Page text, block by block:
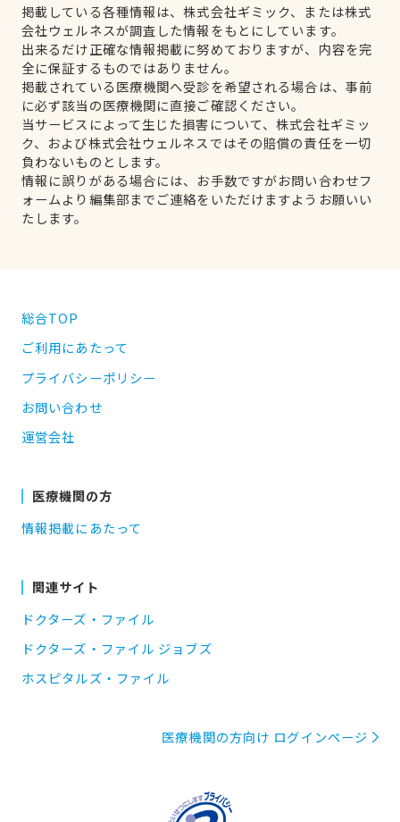
掲載している各種情報は、株式会社ギミック、または株式
会社ウェルネスが調査した情報をもとにしています。
出来るだけ正確な情報掲載に努めておりますが、内容を完
全に保証するものではありません。
掲載されている医療機関へ受診を希望される場合は、事前
に必ず該当の医療機関に直接ご確認ください。
当サービスによって生じた損害について、株式会社ギミッ
ク、および株式会社ウェルネスではその賠償の責任を一切
負わないものとします。
情報に誤りがある場合には、お手数ですがお問い合わせフ
ォームより編集部までご連絡をいただけますようお願いい
たします。
総合TOP
ご利用にあたって
プライバシーポリシー
お問い合わせ
運営会社
医療機関の方
情報掲載にあたって
関連サイト
ドクターズ・ファイル
ドクターズ・ファイル ジョブズ
ホスピタルズ・ファイル
医療機関の方向け ログインページ